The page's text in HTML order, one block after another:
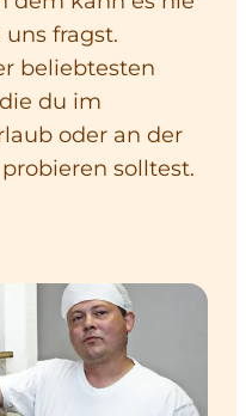
fragst.
beliebtesten
du im
oder an der
solltest.